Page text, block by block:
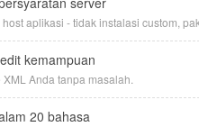
aplikasi - tidak instalasi custom,
kemampuan
Anda tanpa masalah.
20 bahasa